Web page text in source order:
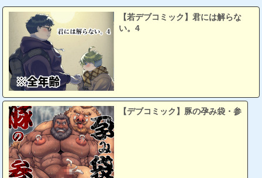
【若デブコミック】君には解らな
い。4
【デブコミック】豚の孕み袋・参